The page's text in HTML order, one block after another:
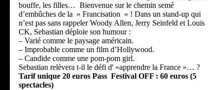
bouffe, les filles… Bienvenue sur le chemin semé
d’embûches de la » Francisation » ! Dans un stand-up qui
n’est pas sans rappeler Woody Allen, Jerry Seinfeld et Louis
CK, Sebastian déploie son humour :
– Varié comme le paysage américain.
– Improbable comme un film d’Hollywood.
– Candide comme une pom-pom girl.
Sebastian relèvera t-il le défi d' »apprendre la France »… ?
Tarif unique 20 euros Pass Festival OFF : 60 euros (5
spectacles)